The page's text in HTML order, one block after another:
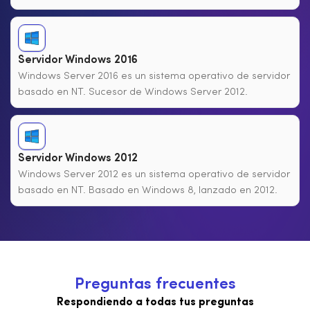
Servidor Windows 2016
Windows Server 2016 es un sistema operativo de servidor
basado en NT. Sucesor de Windows Server 2012.
Servidor Windows 2012
Windows Server 2012 es un sistema operativo de servidor
basado en NT. Basado en Windows 8, lanzado en 2012.
Preguntas frecuentes
Respondiendo a todas tus preguntas